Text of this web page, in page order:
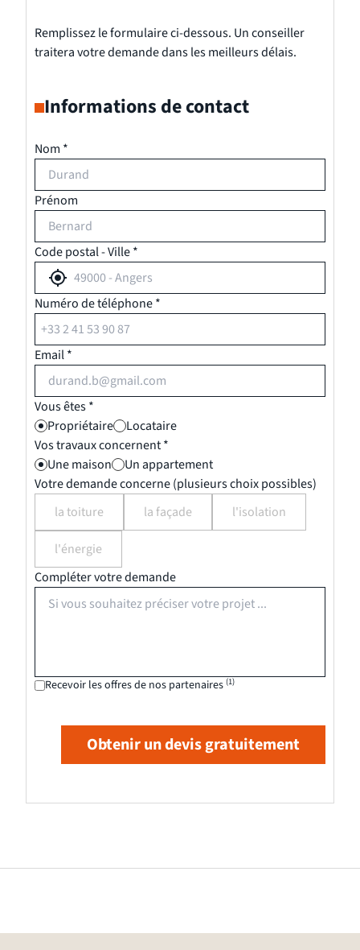
Remplissez le formulaire ci-dessous. Un conseiller
traitera votre demande dans les meilleurs délais.
Informations de contact
Nom *
Prénom
Code postal - Ville *
Numéro de téléphone *
Email *
Vous êtes *
Propriétaire
Locataire
Vos travaux concernent *
Une maison
Un appartement
Votre demande concerne (plusieurs choix possibles)
la toiture
la façade l'isolation
l'énergie
Compléter votre demande
Recevoir les offres de nos partenaires (1)
Obtenir un devis gratuitement